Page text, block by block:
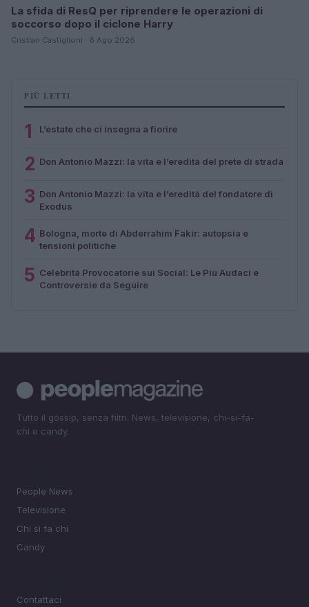
La sfida di ResQ per riprendere le operazioni di
soccorso dopo il ciclone Harry
Cristian Castiglioni · 6 Ago 2026
PIÙ LETTI
1 L’estate che ci insegna a fiorire
2 Don Antonio Mazzi: la vita e l’eredità del prete di strada
3 Don Antonio Mazzi: la vita e l’eredità del fondatore di
Exodus
4 Bologna, morte di Abderrahim Fakir: autopsia e
tensioni politiche
5 Celebrità Provocatorie sui Social: Le Più Audaci e
Controversie da Seguire
Tutto il gossip, senza filtri. News, televisione, chi-si-fa-
chi e candy.
People News
Televisione
Chi si fa chi
Candy
Contattaci